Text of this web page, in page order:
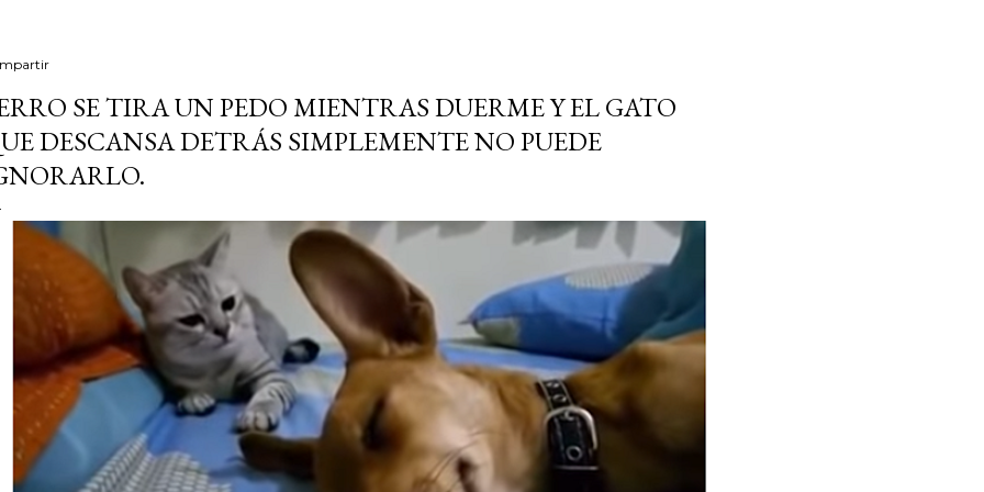
SE TIRA UN PEDO MIENTRAS DUERME Y EL GATO
DESCANSA DETRÁS SIMPLEMENTE NO PUEDE